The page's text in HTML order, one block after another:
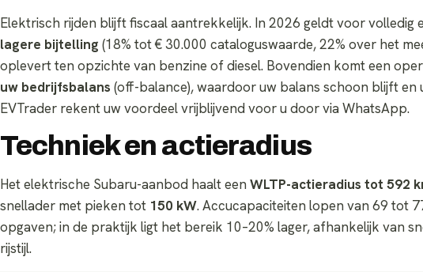
Elektrisch rijden blijft fiscaal aantrekkelijk. In 2026 geldt voor volledig
lagere bijtelling (18% tot € 30.000 cataloguswaarde, 22% over het
oplevert ten opzichte van benzine of diesel. Bovendien komt een
uw bedrijfsbalans (off-balance), waardoor uw balans schoon blijft en
EVTrader rekent uw voordeel vrijblijvend voor u door via WhatsApp.
Techniek en actieradius
Het elektrische Subaru-aanbod haalt een WLTP-actieradius tot 592
snellader met pieken tot 150 kW. Accucapaciteiten lopen van 69 tot
opgaven; in de praktijk ligt het bereik 10–20% lager, afhankelijk van
rijstijl.